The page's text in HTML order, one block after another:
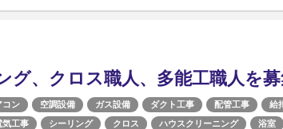
グ、クロス職人、多能工職人を募
コン 空調設備 ガス設備 ダクト工事 配管工事 給
気工事 シーリング クロス ハウスクリーニング 浴室